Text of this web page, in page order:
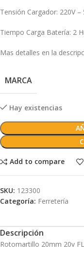
Tensión Cargador: 220V –
Tiempo Carga Batería: 2
Mas detalles en la
MARCA
Hay existencias
Add to compare
SKU: 123300
Categoría: Ferretería
Descripción
Rotomartillo 20mm 20v